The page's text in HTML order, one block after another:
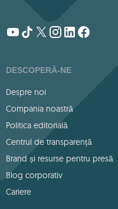
DESCOPERĂ-NE
Despre noi
Compania noastră
Politica editorială
Centrul de transparență
Brand și resurse pentru presă
Blog corporativ
Cariere